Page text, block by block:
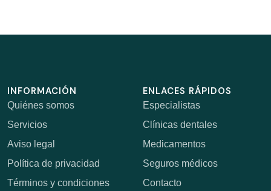
INFORMACIÓN
Quiénes somos
Servicios
Aviso legal
Política de privacidad
Términos y condiciones
ENLACES RÁPIDOS
Especialistas
Clínicas dentales
Medicamentos
Seguros médicos
Contacto